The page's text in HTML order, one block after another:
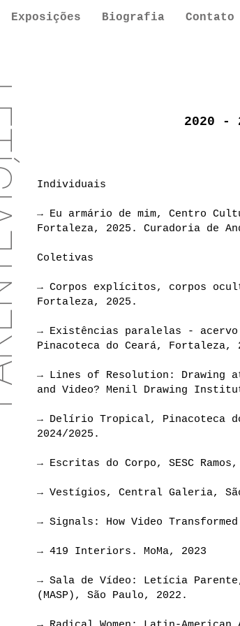
Exposições Biografia Contato
2020 -
Individuais
→ Eu armário de mim, Centro
Fortaleza, 2025. Curadoria de
Coletivas
→ Corpos explícitos, corpos
Fortaleza, 2025.
→ Existências paralelas - acervo
Pinacoteca do Ceará, Fortaleza,
→ Lines of Resolution: Drawing
and Video? Menil Drawing
→ Delírio Tropical, Pinacoteca
2024/2025.
→ Escritas do Corpo, SESC
→ Vestígios, Central Galeria,
→ Signals: How Video
→ 419 Interiors. MoMa, 2023
→ Sala de Vídeo: Letícia
(MASP), São Paulo, 2022.